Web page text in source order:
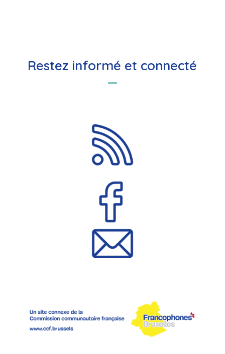
Restez informé et connecté